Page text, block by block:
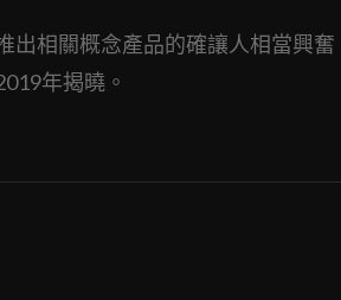
出相關概念產品的確讓人相當興
年揭曉。